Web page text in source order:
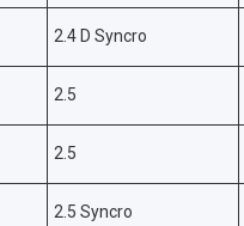
2.4 D Syncro
2.5
2.5
2.5 Syncro